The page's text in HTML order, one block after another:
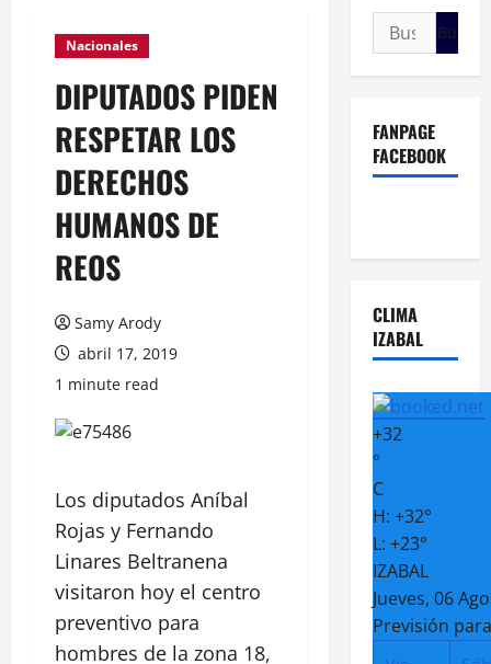
Nacionales
DIPUTADOS PIDEN
RESPETAR LOS
DERECHOS
HUMANOS DE
REOS
Samy Arody
abril 17, 2019
1 minute read
Los diputados Aníbal
Rojas y Fernando
Linares Beltranena
visitaron hoy el centro
preventivo para
hombres de la zona 18,
Buscar:
FANPAGE
FACEBOOK
CLIMA
IZABAL
+32
°
C
H: +32°
L: +23°
IZABAL
Jueves, 06
Previsión